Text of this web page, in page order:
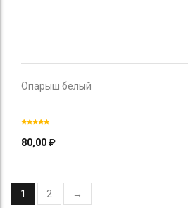
Опарыш белый
80,00₽
1 2 →